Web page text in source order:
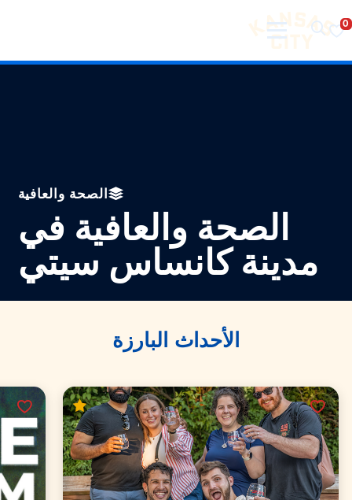
تفضل بزيارة مدينة كانساس سيتي
الصحة والعافية
الصحة والعافية في
مدينة كانساس سيتي
الأحداث البارزة